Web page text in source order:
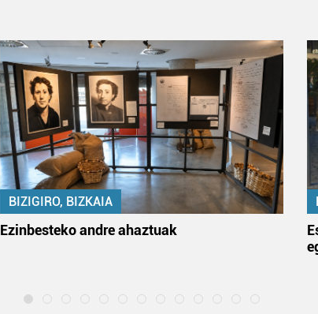
BIZIGIRO, BIZKAIA
Ezinbesteko andre ahaztuak